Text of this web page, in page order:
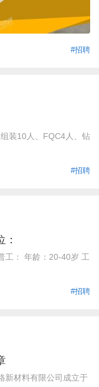
#招聘
装10人、FQC4人、钻
#招聘
工： 年龄：20-40岁 工
#招聘
新材料有限公司成立于